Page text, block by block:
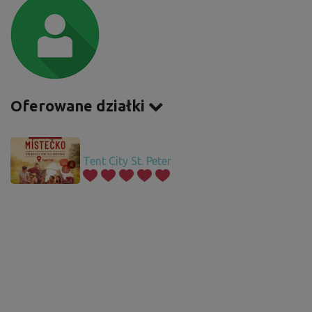
Oferowane działki
Tent City St. Peter